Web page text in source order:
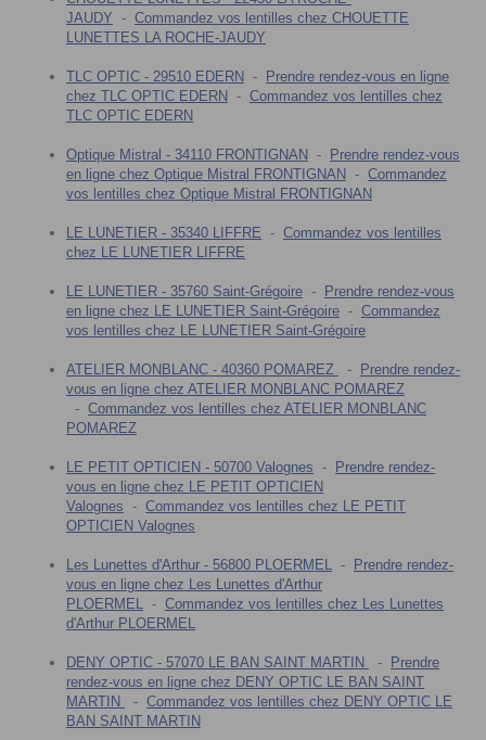
JAUDY - Commandez vos lentilles chez CHOUETTE
LUNETTES LA ROCHE-JAUDY
TLC OPTIC - 29510 EDERN -
Prendre rendez-vous en ligne
chez TLC OPTIC EDERN - Commandez vos lentilles chez
TLC OPTIC EDERN
Optique Mistral - 34110 FRONTIGNAN -
Prendre rendez-vous
en ligne chez Optique Mistral FRONTIGNAN - Commandez
vos lentilles chez Optique Mistral FRONTIGNAN
LE LUNETIER - 35340 LIFFRE - Commandez vos lentilles
chez LE LUNETIER LIFFRE
LE LUNETIER - 35760 Saint-Grégoire -
Prendre rendez-vous
en ligne chez LE LUNETIER Saint-Grégoire - Commandez
vos lentilles chez LE LUNETIER Saint-Grégoire
ATELIER MONBLANC - 40360 POMAREZ -
Prendre rendez-
vous en ligne chez ATELIER MONBLANC POMAREZ
- Commandez vos lentilles chez ATELIER MONBLANC
POMAREZ
LE PETIT OPTICIEN - 50700 Valognes -
Prendre rendez-
vous en ligne chez LE PETIT OPTICIEN
Valognes - Commandez vos lentilles chez LE PETIT
OPTICIEN Valognes
Les Lunettes d'Arthur - 56800 PLOERMEL -
Prendre rendez-
vous en ligne chez Les Lunettes d'Arthur
PLOERMEL - Commandez vos lentilles chez Les Lunettes
d'Arthur PLOERMEL
DENY OPTIC - 57070 LE BAN SAINT MARTIN -
Prendre
rendez-vous en ligne chez DENY OPTIC LE BAN SAINT
MARTIN
- Commandez vos lentilles chez DENY OPTIC LE
BAN SAINT MARTIN